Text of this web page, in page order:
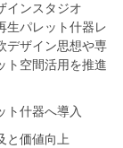
インスタジオ
生パレット什器レ
デザイン思想や専
ト空間活用を推進
ト什器へ導入
と価値向上